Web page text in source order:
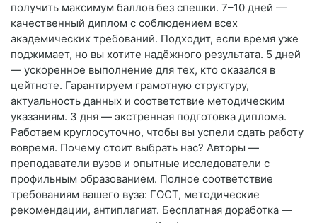
получить максимум баллов без спешки. 7–10 дней —
качественный диплом с соблюдением всех
академических требований. Подходит, если время уже
поджимает, но вы хотите надёжного результата. 5 дней
— ускоренное выполнение для тех, кто оказался в
цейтноте. Гарантируем грамотную структуру,
актуальность данных и соответствие методическим
указаниям. 3 дня — экстренная подготовка диплома.
Работаем круглосуточно, чтобы вы успели сдать работу
вовремя. Почему стоит выбрать нас? Авторы —
преподаватели вузов и опытные исследователи с
профильным образованием. Полное соответствие
требованиям вашего вуза: ГОСТ, методические
рекомендации, антиплагиат. Бесплатная доработка —